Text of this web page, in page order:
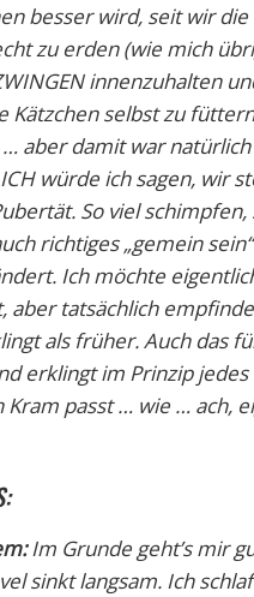
besser wird, seit wir
zu erden (wie mich
innenzuhalten
Kätzchen selbst zu
… aber damit war
würde ich sagen, wir
So viel
richtiges „gemein
Ich möchte
aber tatsächlich
als früher. Auch das
erklingt im Prinzip
passt … wie … ach,
Im Grunde geht’s mir
sinkt langsam. Ich